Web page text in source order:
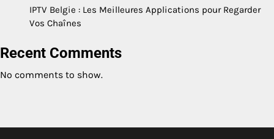
IPTV Belgie : Les Meilleures Applications pour Regarder
Vos Chaînes
Recent Comments
No comments to show.